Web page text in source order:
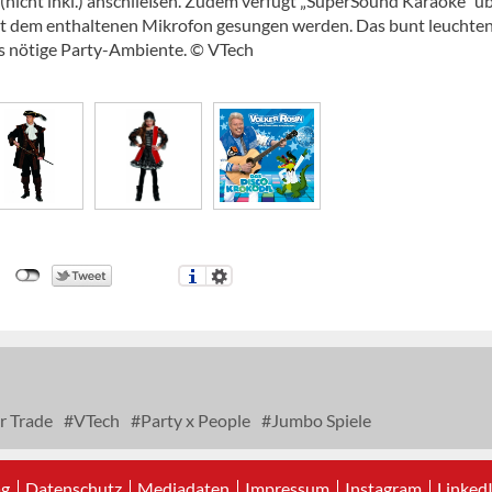
dem enthaltenen Mikrofon gesungen werden. Das bunt
nötige Party-Ambiente. © VTech
Trade VTech Party x People Jumbo Spiele